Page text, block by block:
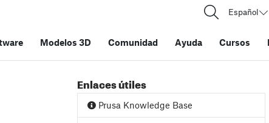
Español
Modelos 3D Comunidad Ayuda Cursos
Enlaces útiles
Prusa Knowledge Base